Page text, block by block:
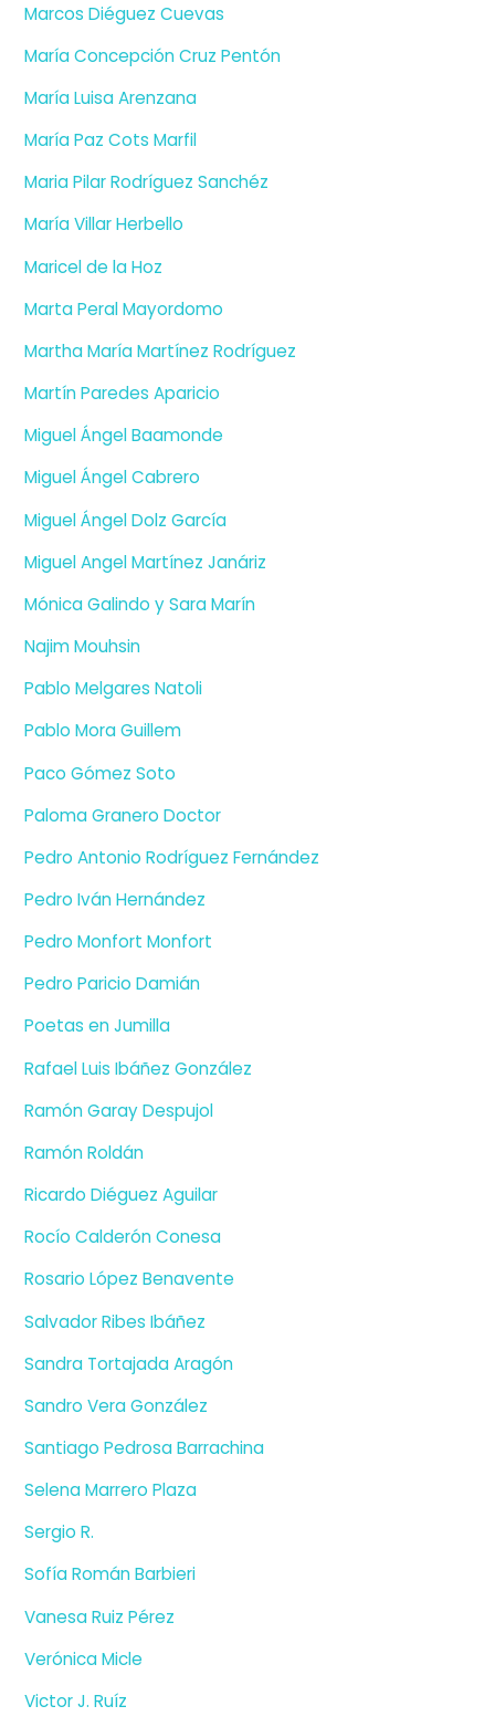
Marcos Diéguez Cuevas
María Concepción Cruz Pentón
María Luisa Arenzana
María Paz Cots Marfil
Maria Pilar Rodríguez Sanchéz
María Villar Herbello
Maricel de la Hoz
Marta Peral Mayordomo
Martha María Martínez Rodríguez
Martín Paredes Aparicio
Miguel Ángel Baamonde
Miguel Ángel Cabrero
Miguel Ángel Dolz García
Miguel Angel Martínez Janáriz
Mónica Galindo y Sara Marín
Najim Mouhsin
Pablo Melgares Natoli
Pablo Mora Guillem
Paco Gómez Soto
Paloma Granero Doctor
Pedro Antonio Rodríguez Fernández
Pedro Iván Hernández
Pedro Monfort Monfort
Pedro Paricio Damián
Poetas en Jumilla
Rafael Luis Ibáñez González
Ramón Garay Despujol
Ramón Roldán
Ricardo Diéguez Aguilar
Rocío Calderón Conesa
Rosario López Benavente
Salvador Ribes Ibáñez
Sandra Tortajada Aragón
Sandro Vera González
Santiago Pedrosa Barrachina
Selena Marrero Plaza
Sergio R.
Sofía Román Barbieri
Vanesa Ruiz Pérez
Verónica Micle
Victor J. Ruíz